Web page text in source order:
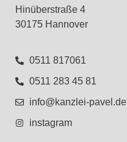
Hinüberstraße 4
30175 Hannover
0511 817061
0511 283 45 81
info@kanzlei-pavel.de
instagram